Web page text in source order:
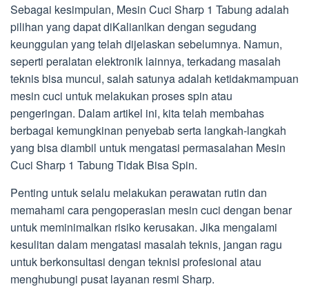
Sebagai kesimpulan, Mesin Cuci Sharp 1 Tabung adalah
pilihan yang dapat diKalianlkan dengan segudang
keunggulan yang telah dijelaskan sebelumnya. Namun,
seperti peralatan elektronik lainnya, terkadang masalah
teknis bisa muncul, salah satunya adalah ketidakmampuan
mesin cuci untuk melakukan proses spin atau
pengeringan. Dalam artikel ini, kita telah membahas
berbagai kemungkinan penyebab serta langkah-langkah
yang bisa diambil untuk mengatasi permasalahan Mesin
Cuci Sharp 1 Tabung Tidak Bisa Spin.
Penting untuk selalu melakukan perawatan rutin dan
memahami cara pengoperasian mesin cuci dengan benar
untuk meminimalkan risiko kerusakan. Jika mengalami
kesulitan dalam mengatasi masalah teknis, jangan ragu
untuk berkonsultasi dengan teknisi profesional atau
menghubungi pusat layanan resmi Sharp.